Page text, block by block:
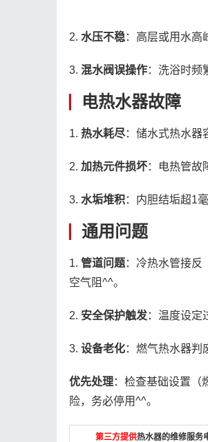
2. 水压不稳：高层或用水高
3. 混水阀误操作：洗浴时频
电热水器故障
1. 热水耗尽：储水式热水器
2. 加热元件损坏：电热管故
3. 水垢堆积：内胆结垢超1
通用问题
1. 管道问题：冷热水管接反
空气阻^^。
2. 安全保护触发：温度设
3. 设备老化：燃气热水器判
优先处理：检查基础设置（
险，务必停用^^。
第三方提供热水器的维修服务